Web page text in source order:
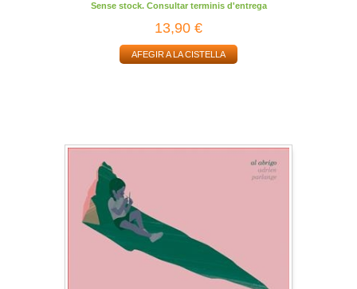
Sense stock. Consultar terminis d'entrega
13,90 €
AFEGIR A LA CISTELLA